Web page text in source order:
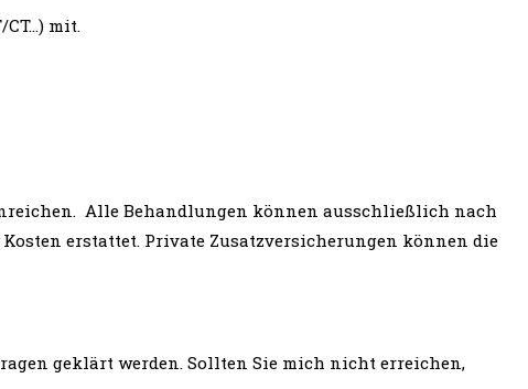
mit.
Alle Behandlungen können ausschließlich nach
erstattet. Private Zusatzversicherungen können die
geklärt werden. Sollten Sie mich nicht erreichen,